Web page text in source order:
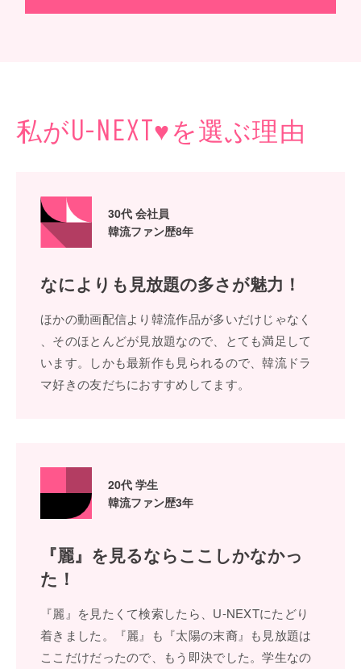
私がU-NEXT♥を選ぶ理由
30代 会社員
韓流ファン歴8年
なによりも ⾒放題の多さが魅⼒！
ほかの動画配信より韓流作品が多いだけじゃなく
、そのほとんどが⾒放題なので、とても満⾜して
います。しかも最新作も⾒られるので、韓流ドラ
マ好きの友だちにおすすめしてます。
20代 学⽣
韓流ファン歴3年
『麗』を⾒るならここしかなかっ
た！
『麗』を⾒たくて検索したら、U-NEXTにたどり
着きました。『麗』も『太陽の末裔』も⾒放題は
ここだけだったので、もう即決でした。学⽣なの